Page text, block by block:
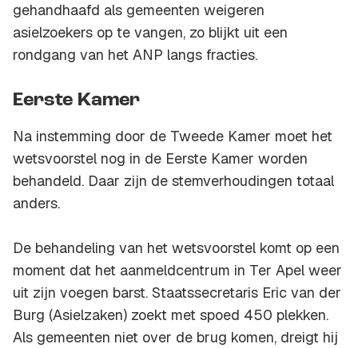
gehandhaafd als gemeenten weigeren
asielzoekers op te vangen, zo blijkt uit een
rondgang van het ANP langs fracties.
Eerste Kamer
Na instemming door de Tweede Kamer moet het
wetsvoorstel nog in de Eerste Kamer worden
behandeld. Daar zijn de stemverhoudingen totaal
anders.
De behandeling van het wetsvoorstel komt op een
moment dat het aanmeldcentrum in Ter Apel weer
uit zijn voegen barst. Staatssecretaris Eric van der
Burg (Asielzaken) zoekt met spoed 450 plekken.
Als gemeenten niet over de brug komen, dreigt hij